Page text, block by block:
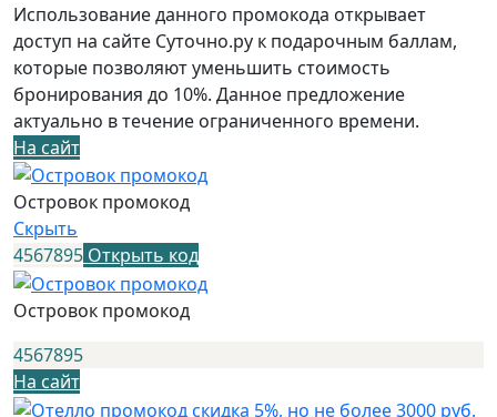
Использование данного промокода открывает
доступ на сайте Суточно.ру к подарочным баллам,
которые позволяют уменьшить стоимость
бронирования до 10%. Данное предложение
актуально в течение ограниченного времени.
На сайт
Островок промокод
Скрыть
4567895 Открыть код
Островок промокод
4567895
На сайт